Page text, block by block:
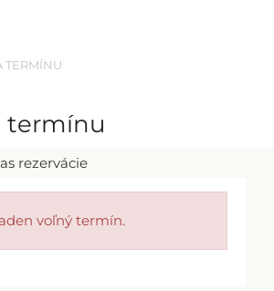
TERMÍNU
termínu
rezervácie
voľný termín.